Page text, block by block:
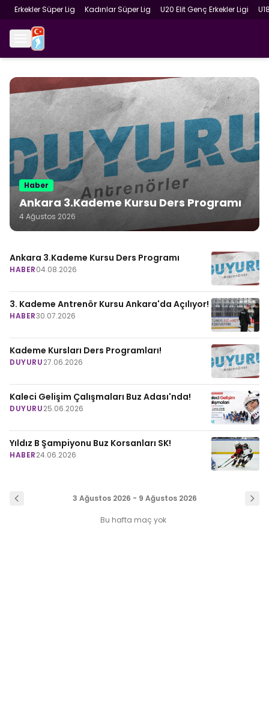
Erkekler Süper Lig Kadınlar Süper Lig U20 Elit Genç Erkekler Ligi
Haber
Ankara 3.Kademe Kursu Ders Programı
4 Ağustos 2026
Ankara 3.Kademe Kursu Ders Programı
HABER04.08.2026
3. Kademe Antrenör Kursu Ankara'da Açılıyor!
HABER30.07.2026
Kademe Kursları Ders Programları!
DUYURU27.06.2026
Kaleci Gelişim Çalışmaları Buz Adası'nda!
DUYURU25.06.2026
Yıldız B Şampiyonu Buz Korsanları SK!
HABER24.06.2026
3 Ağustos 2026 - 9 Ağustos 2026
Bu hafta maç yok